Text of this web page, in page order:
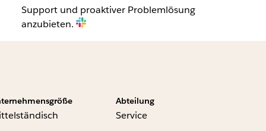
Support und proaktiver Problemlösung
anzubieten.
Abteilung
Service